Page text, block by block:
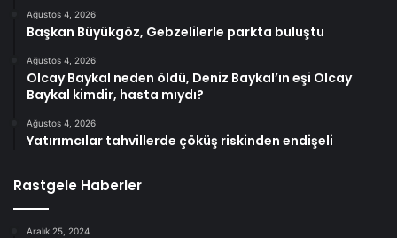
Ağustos 4, 2026
Başkan Büyükgöz, Gebzelilerle parkta buluştu
Ağustos 4, 2026
Olcay Baykal neden öldü, Deniz Baykal’ın eşi Olcay
Baykal kimdir, hasta mıydı?
Ağustos 4, 2026
Yatırımcılar tahvillerde çöküş riskinden endişeli
Rastgele Haberler
Aralık 25, 2024